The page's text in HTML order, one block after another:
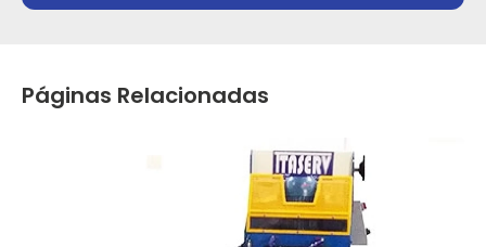
Páginas Relacionadas